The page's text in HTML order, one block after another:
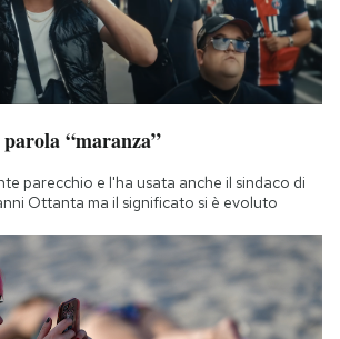
“maranza”
parecchio e l'ha usata anche il sindaco di
Ottanta ma il significato si è evoluto